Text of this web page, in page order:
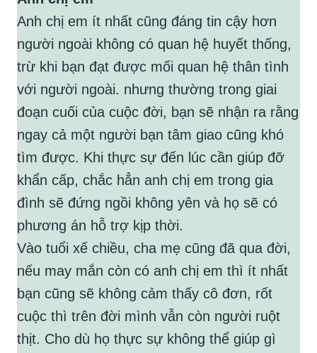
Anh chị em ít nhất cũng đáng tin cậy hơn
người ngoài không có quan hệ huyết thống,
trừ khi bạn đạt được mối quan hệ thân tình
với người ngoài. nhưng thường trong giai
đoạn cuối của cuộc đời, bạn sẽ nhận ra rằng
ngay cả một người bạn tâm giao cũng khó
tìm được. Khi thực sự đến lúc cần giúp đỡ
khẩn cấp, chắc hẳn anh chị em trong gia
đình sẽ đứng ngồi không yên và họ sẽ có
phương án hỗ trợ kịp thời.
Vào tuổi xế chiều, cha mẹ cũng đã qua đời,
nếu may mắn còn có anh chị em thì ít nhất
bạn cũng sẽ không cảm thấy cô đơn, rốt
cuộc thì trên đời mình vẫn còn người ruột
thịt. Cho dù họ thực sự không thể giúp gì